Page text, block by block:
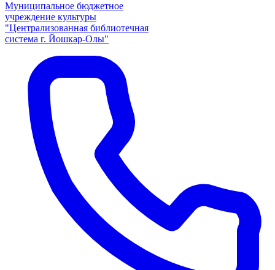
Муниципальное бюджетное
учреждение культуры
"Централизованная библиотечная
система г. Йошкар-Олы"